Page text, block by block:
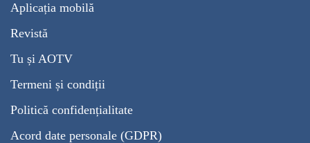
Aplicația mobilă
Revistă
Tu și AOTV
Termeni și condiții
Politică confidențialitate
Acord date personale (GDPR)